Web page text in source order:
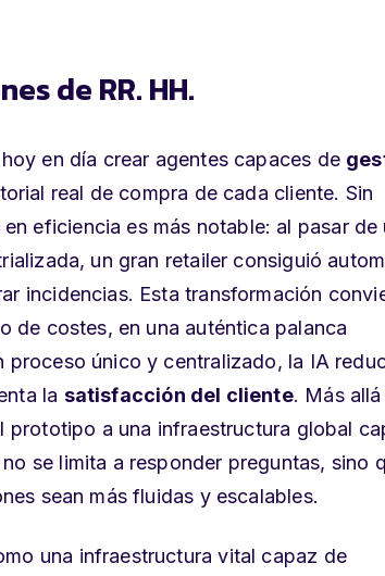
de RR. HH.
en día crear agentes capaces de
real de compra de cada cliente. Sin
eficiencia es más notable: al pasar de
un gran retailer consiguió
incidencias. Esta transformación
de costes, en una auténtica palanca
proceso único y centralizado, la IA
la satisfacción del cliente. Más
a una infraestructura global
se limita a responder preguntas, sino
sean más fluidas y escalables.
una infraestructura vital capaz de